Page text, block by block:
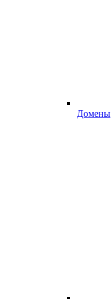
Домены